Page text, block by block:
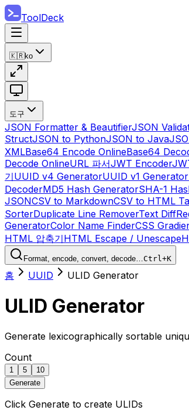
ToolDeck
🇰🇷ko
도구
JSON Formatter & BeautifierJSON
StructJSON to PythonJSON to Java
XMLBase64 Encode OnlineBase64
Decode OnlineURL 파서JWT Encoder
기UUID v4 GeneratorUUID v1 Generator
DecoderMD5 Hash GeneratorSHA-1
JSONCSV to MarkdownCSV to HTML
SorterDuplicate Line RemoverText Diff
GeneratorColor Name FinderCSS
HTML 압축기HTML Escape / Unescape
Format, encode, convert, decode…Ctrl+K
홈 UUID ULID Generator
ULID Generator
Generate lexicographically sortable
Count
1 5
10
Generate
Click Generate to create ULIDs